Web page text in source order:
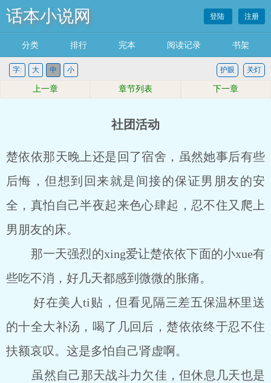
话本小说网 登陆 注册
分类 排行 完本 阅读记录 书架
字: 大 中 小 关灯
护眼
上一章 章节列表 下一章
社团活动
楚依依那天晚上还是回了宿舍，虽然她事后有些
后悔，但想到回来就是间接的保证男朋友的安
全，真怕自己半夜起来色心肆起，忍不住又爬上
男朋友的床。
那一天强烈的xing爱让楚依依下面的小xue有
些吃不消，好几天都感到微微的胀痛。
好在美人ti贴，但看见隔三差五保温杯里送
的十全大补汤，喝了几回后，楚依依终于忍不住
扶额哀叹。这是多怕自己肾虚啊。
虽然自己那天战斗力欠佳，但休息几天也是